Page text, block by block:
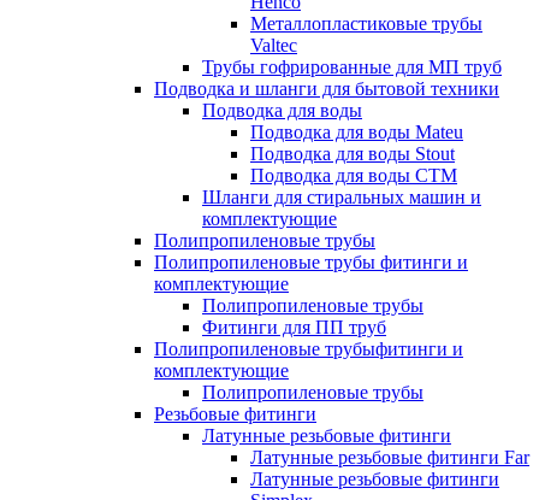
Металлопластиковые трубы
Valtec
Трубы гофрированные для МП труб
Подводка и шланги для бытовой техники
Подводка для воды
Подводка для воды Mateu
Подводка для воды Stout
Подводка для воды СТМ
Шланги для стиральных машин и
комплектующие
Полипропиленовые трубы
Полипропиленовые трубы фитинги и
комплектующие
Полипропиленовые трубы
Фитинги для ПП труб
Полипропиленовые трубыфитинги и
комплектующие
Полипропиленовые трубы
Резьбовые фитинги
Латунные резьбовые фитинги
Латунные резьбовые фитинги Far
Латунные резьбовые фитинги